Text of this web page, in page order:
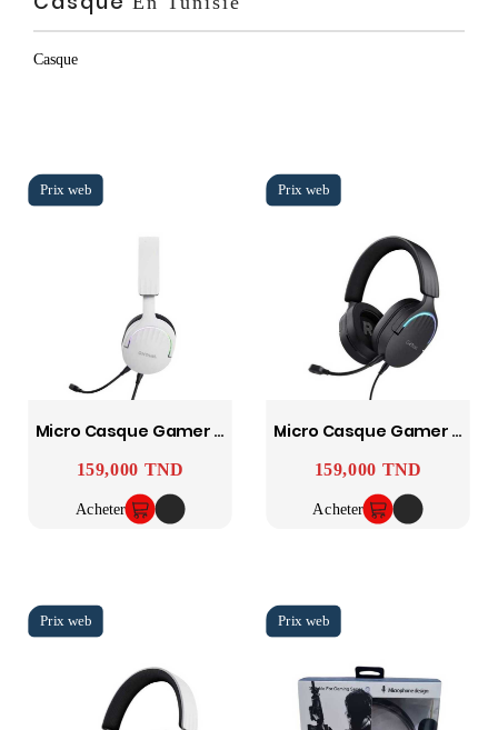
Casque
Micro Casque Gamer Filaire Gxt 490 Fayzo Usb 7.1 / Blanc Trust
Prix
159,000 TND
Acheter
Micro Casque Gamer Filaire Gxt 490 Fayzo Usb 7.1 – Noir Trust
Prix
159,000 TND
Acheter